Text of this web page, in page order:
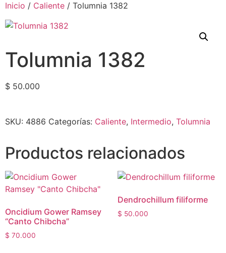
Inicio / Caliente / Tolumnia 1382
Tolumnia 1382
$ 50.000
SKU: 4886 Categorías: Caliente, Intermedio, Tolumnia
Productos relacionados
Oncidium Gower Ramsey
“Canto Chibcha”
$ 70.000
Dendrochillum filiforme
$ 50.000